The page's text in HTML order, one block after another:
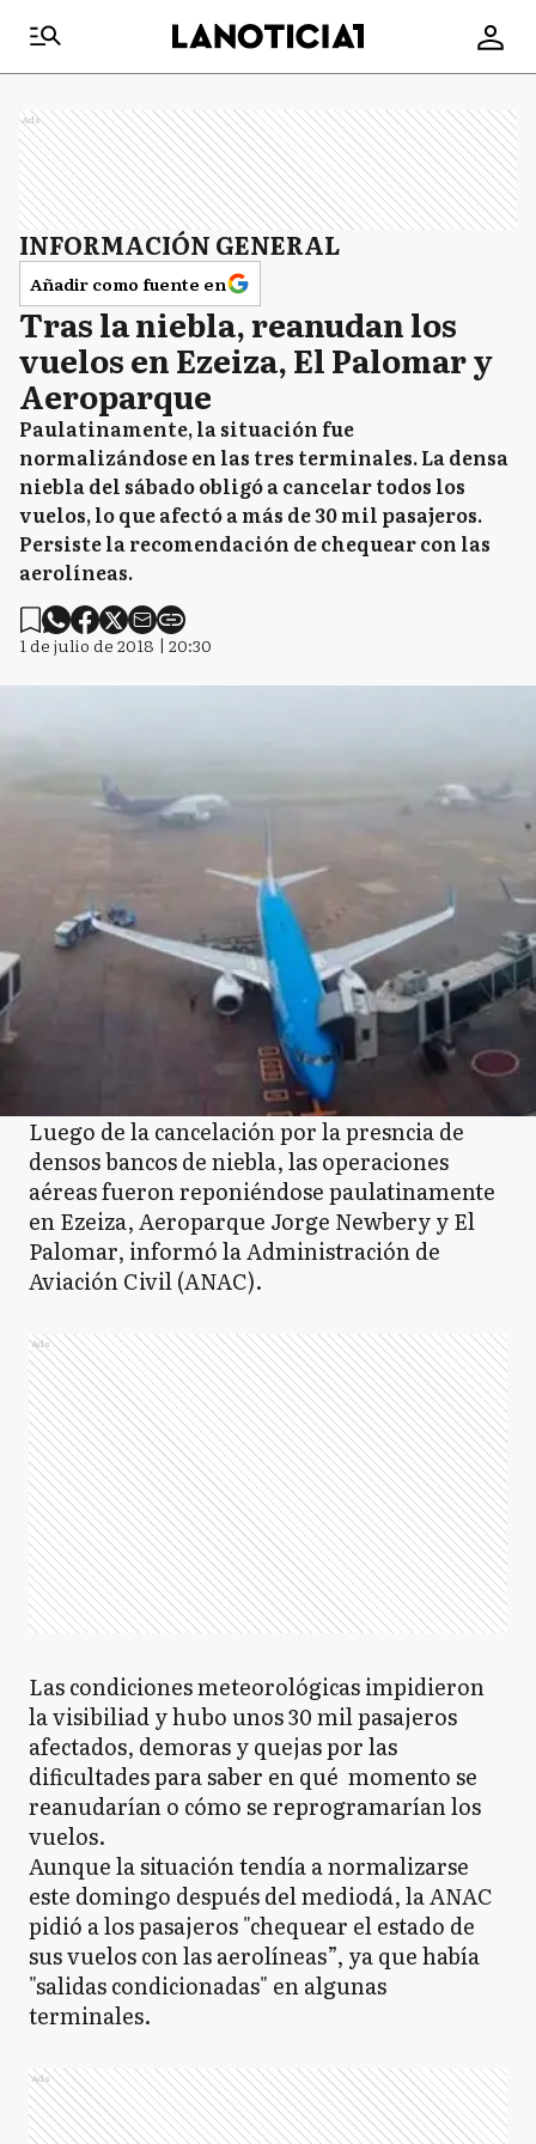
Ads
INFORMACIÓN GENERAL
Añadir como fuente en
Tras la niebla, reanudan los
vuelos en Ezeiza, El Palomar y
Aeroparque
Paulatinamente, la situación fue
normalizándose en las tres terminales. La densa
niebla del sábado obligó a cancelar todos los
vuelos, lo que afectó a más de 30 mil pasajeros.
Persiste la recomendación de chequear con las
aerolíneas.
1 de julio de 2018 | 20:30
Luego de la cancelación por la presncia de
densos bancos de niebla, las operaciones
aéreas fueron reponiéndose paulatinamente
en Ezeiza, Aeroparque Jorge Newbery y El
Palomar, informó la Administración de
Aviación Civil (ANAC).
Ads
Las condiciones meteorológicas impidieron
la visibiliad y hubo unos 30 mil pasajeros
afectados, demoras y quejas por las
dificultades para saber en qué momento se
reanudarían o cómo se reprogramarían los
vuelos.
Aunque la situación tendía a normalizarse
este domingo después del mediodá, la ANAC
pidió a los pasajeros "chequear el estado de
sus vuelos con las aerolíneas”, ya que había
"salidas condicionadas" en algunas
terminales.
Ads